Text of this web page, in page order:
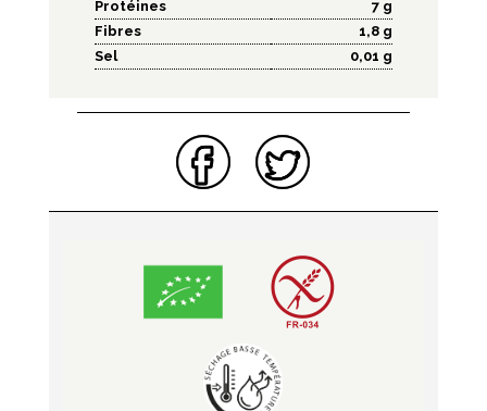
Protéines
7 g
Fibres
1,8 g
Sel
0,01 g